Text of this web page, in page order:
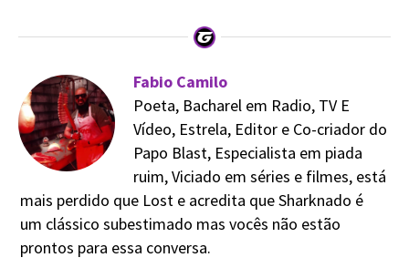
Fabio Camilo
Poeta, Bacharel em Radio, TV E
Vídeo, Estrela, Editor e Co-criador do
Papo Blast, Especialista em piada
ruim, Viciado em séries e filmes, está
mais perdido que Lost e acredita que Sharknado é
um clássico subestimado mas vocês não estão
prontos para essa conversa.